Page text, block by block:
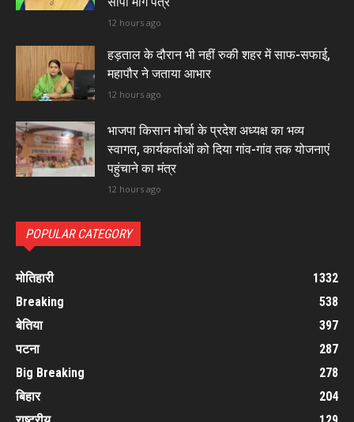
12 hours ago
हड़ताल के दौरान भी नहीं रुकी शहर में साफ-सफाई,
महापौर ने जताया आभार
12 hours ago
भाजपा किसान मोर्चा के प्रदेश अध्यक्ष का भव्य
स्वागत, कार्यकर्ताओं को दिया गांव-गांव तक योजनाएं
पहुंचाने का मंत्र
12 hours ago
POPULAR CATEGORY
मोतिहारी
1332
Breaking
538
बेतिया
397
पटना
287
Big Breaking
278
बिहार
204